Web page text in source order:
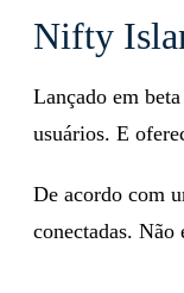
Nifty
Lançado em
usuários. E
De acordo com
conectadas.